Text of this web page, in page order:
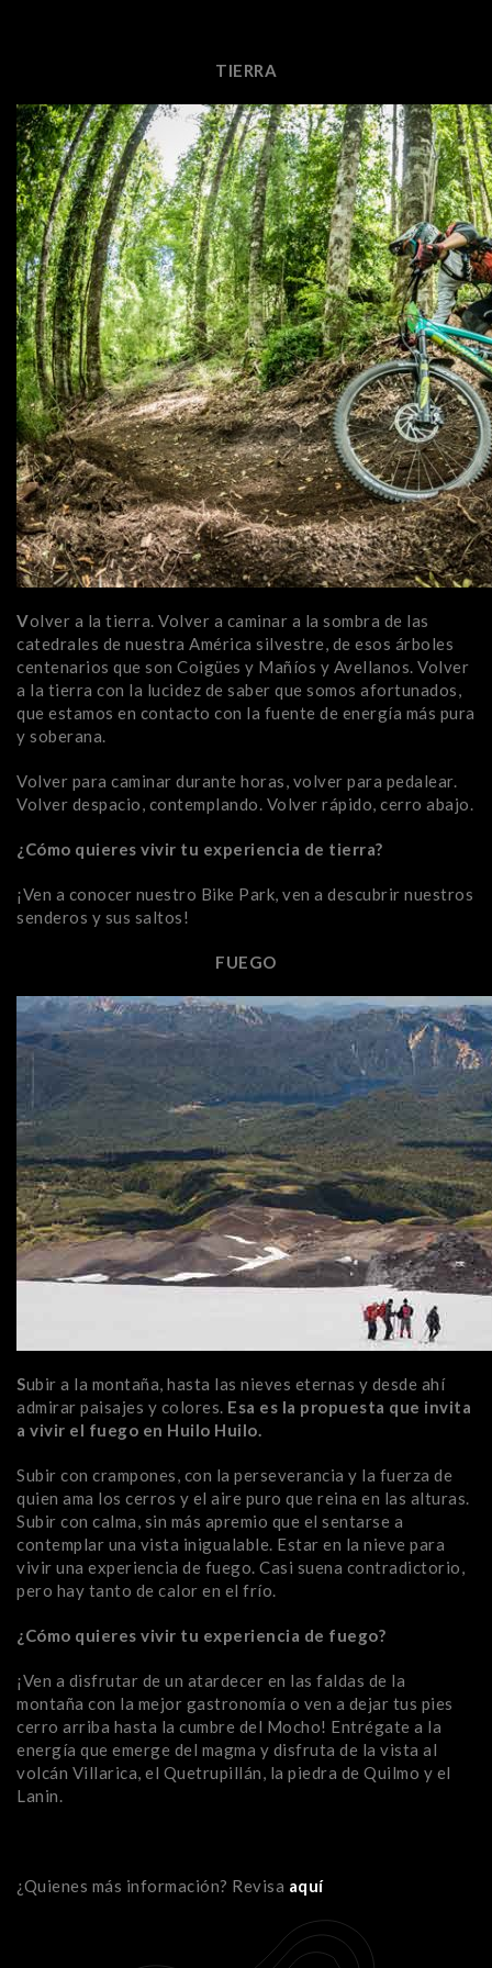
TIERRA
Volver a la tierra. Volver a caminar a la sombra de las
catedrales de nuestra América silvestre, de esos árboles
centenarios que son Coigües y Mañíos y Avellanos. Volver
a la tierra con la lucidez de saber que somos afortunados,
que estamos en contacto con la fuente de energía más pura
y soberana.
Volver para caminar durante horas, volver para pedalear.
Volver despacio, contemplando. Volver rápido, cerro abajo.
¿Cómo quieres vivir tu experiencia de tierra?
¡Ven a conocer nuestro Bike Park, ven a descubrir nuestros
senderos y sus saltos!
FUEGO
Subir a la montaña, hasta las nieves eternas y desde ahí
admirar paisajes y colores. Esa es la propuesta que invita
a vivir el fuego en Huilo Huilo.
Subir con crampones, con la perseverancia y la fuerza de
quien ama los cerros y el aire puro que reina en las alturas.
Subir con calma, sin más apremio que el sentarse a
contemplar una vista inigualable. Estar en la nieve para
vivir una experiencia de fuego. Casi suena contradictorio,
pero hay tanto de calor en el frío.
¿Cómo quieres vivir tu experiencia de fuego?
¡Ven a disfrutar de un atardecer en las faldas de la
montaña con la mejor gastronomía o ven a dejar tus pies
cerro arriba hasta la cumbre del Mocho! Entrégate a la
energía que emerge del magma y disfruta de la vista al
volcán Villarica, el Quetrupillán, la piedra de Quilmo y el
Lanin.
¿Quienes más información? Revisa aquí